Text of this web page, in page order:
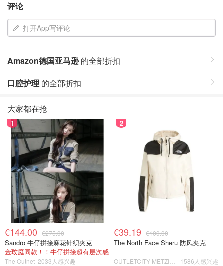
评论
打开App写评论
Amazon德国亚马逊的全部折扣
口腔护理 的全部折扣
大家都在抢
1
€144.00 €275.00
Sandro 牛仔拼接麻花针织夹克
金玟庭同款！！牛仔拼接超有层次感
The Outnet 2033人感兴趣
2
€39.19 €100.00
The North Face Sheru 防风夹克
1586人感兴趣